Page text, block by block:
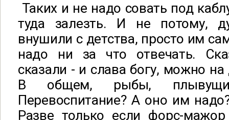
Таких и не надо совать под
туда залезть. И не потому,
внушили с детства, просто им
надо ни за что отвечать.
сказали - и слава богу, можно
В общем, рыбы,
Перевоспитание? А оно им
Разве только если форс-мажор